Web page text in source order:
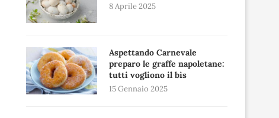
8 Aprile 2025
Aspettando Carnevale
preparo le graffe napoletane:
tutti vogliono il bis
15 Gennaio 2025